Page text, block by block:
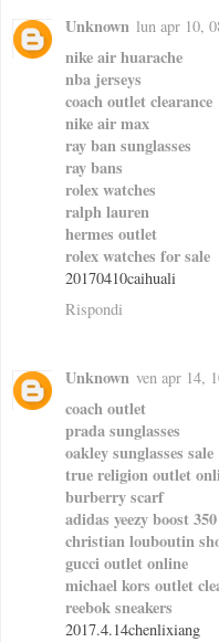
Unknown lun apr 10,
nike air huarache
nba jerseys
coach outlet clearance
nike air max
ray ban sunglasses
ray bans
rolex watches
ralph lauren
hermes outlet
rolex watches for sale
20170410caihuali
Rispondi
Unknown ven apr 14,
coach outlet
prada sunglasses
oakley sunglasses sale
true religion outlet
burberry scarf
adidas yeezy boost
christian louboutin
gucci outlet online
michael kors outlet
reebok sneakers
2017.4.14chenlixiang